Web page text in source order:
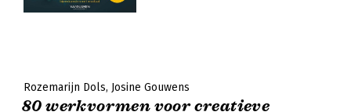
Rozemarijn Dols Josine Gouwens
80 werkvormen voor creatieve